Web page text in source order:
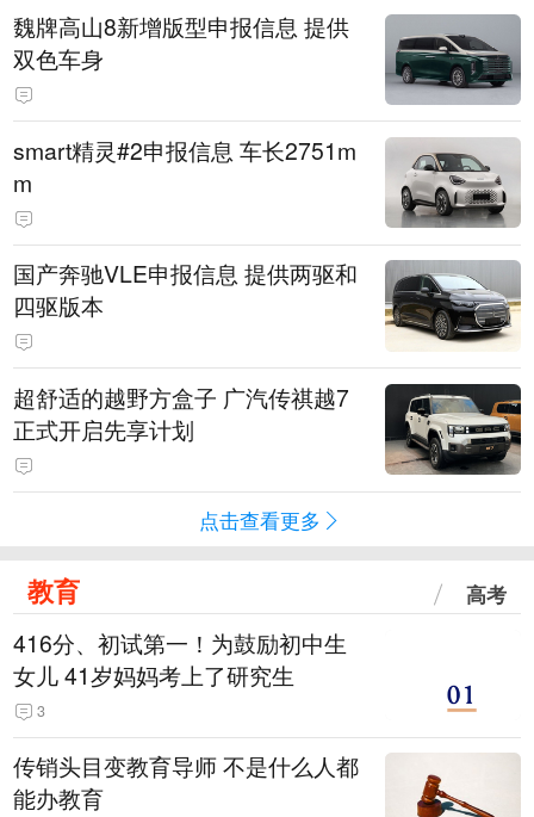
魏牌高山8新增版型申报信息 提供
双色车身
smart精灵#2申报信息 车长2751m
m
国产奔驰VLE申报信息 提供两驱和
四驱版本
超舒适的越野方盒子 广汽传祺越7
正式开启先享计划
点击查看更多
教育 高考
416分、初试第一！为鼓励初中生
女儿 41岁妈妈考上了研究生
3
传销头目变教育导师 不是什么人都
能办教育